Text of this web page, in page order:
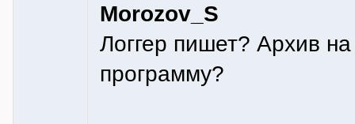
Morozov_S
Логгер пишет? Архив
программу?